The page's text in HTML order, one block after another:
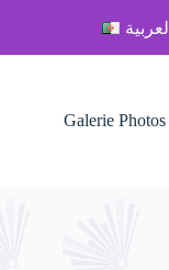
العربية
Galerie Photos